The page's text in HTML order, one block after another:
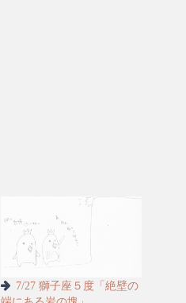
7/27 獅子座５度「絶壁の